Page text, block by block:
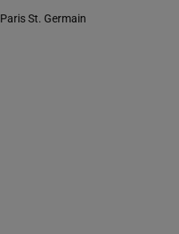
Paris St. Germain